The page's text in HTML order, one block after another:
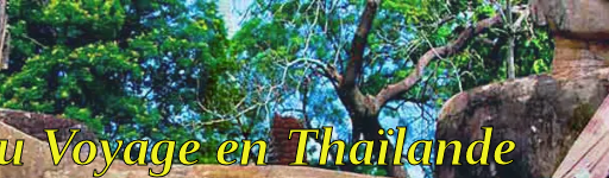
Voyage en Thaïlande